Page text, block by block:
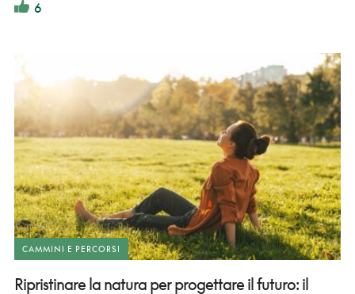
6
CAMMINI E PERCORSI
Ripristinare la natura per progettare il futuro: il